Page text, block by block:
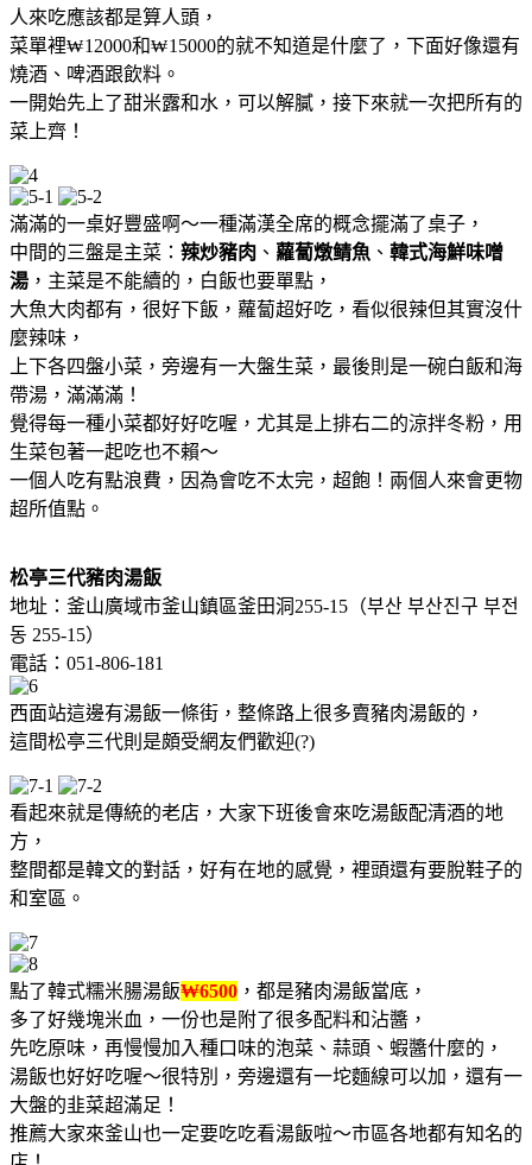
人來吃應該都是算人頭，
菜單裡₩12000和₩15000的就不知道是什麼了，下面好像還有
燒酒、啤酒跟飲料。
一開始先上了甜米露和水，可以解膩，接下來就一次把所有的
菜上齊！
滿滿的一桌好豐盛啊～一種滿漢全席的概念擺滿了桌子，
中間的三盤是主菜： 辣炒豬肉 、 蘿蔔燉鲭魚 、 韓式海鮮味噌
湯 ，主菜是不能續的，白飯也要單點，
大魚大肉都有，很好下飯，蘿蔔超好吃，看似很辣但其實沒什
麼辣味，
上下各四盤小菜，旁邊有一大盤生菜，最後則是一碗白飯和海
帶湯，滿滿滿！
覺得每一種小菜都好好吃喔，尤其是上排右二的涼拌冬粉，用
生菜包著一起吃也不賴～
一個人吃有點浪費，因為會吃不太完，超飽！兩個人來會更物
超所值點。
松亭三代豬肉湯飯
地址：釜山廣域市釜山鎮區釜田洞255-15（부산 부산진구 부전
동 255-15）
電話：051-806-181
西面站這邊有湯飯一條街，整條路上很多賣豬肉湯飯的，
這間松亭三代則是頗受網友們歡迎(?)
看起來就是傳統的老店，大家下班後會來吃湯飯配清酒的地
方，
整間都是韓文的對話，好有在地的感覺，裡頭還有要脫鞋子的
和室區。
點了韓式糯米腸湯飯₩6500 ，都是豬肉湯飯當底，
多了好幾塊米血，一份也是附了很多配料和沾醬，
先吃原味，再慢慢加入種口味的泡菜、蒜頭、蝦醬什麼的，
湯飯也好好吃喔～很特別，旁邊還有一坨麵線可以加，還有一
大盤的韭菜超滿足！
推薦大家來釜山也一定要吃吃看湯飯啦～市區各地都有知名的